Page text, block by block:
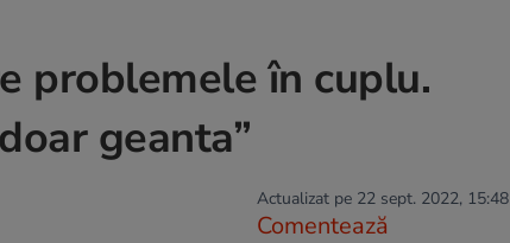
problemele în cuplu.
geanta”
Actualizat pe 22 sept. 2022, 15:48
Comentează